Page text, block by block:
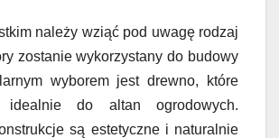
należy wziąć pod uwagę rodzaj
zostanie wykorzystany do budowy
wyborem jest drewno, które
do altan ogrodowych.
są estetyczne i naturalnie